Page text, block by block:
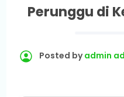
Perunggu di
Posted byadmin